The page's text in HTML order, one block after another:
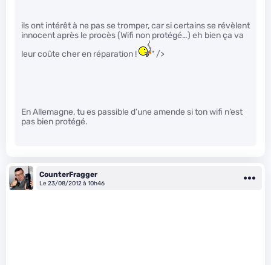
ils ont intérêt à ne pas se tromper, car si certains se révèlent
innocent après le procès (Wifi non protégé…) eh bien ça va
leur coûte cher en réparation !
" />
En Allemagne, tu es passible d’une amende si ton wifi n’est
pas bien protégé.
CounterFragger
Le 23/08/2012 à 10h46